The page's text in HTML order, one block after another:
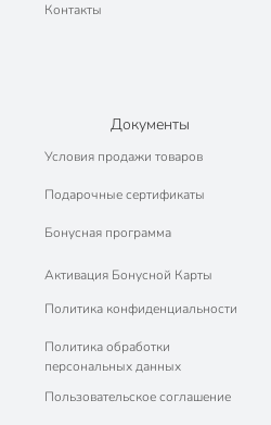
Контакты
Документы
Условия продажи товаров
Подарочные сертификаты
Бонусная программа
Активация Бонусной Карты
Политика конфиденциальности
Политика обработки
персональных данных
Пользовательское соглашение